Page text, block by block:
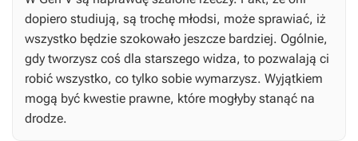
dopiero studiują, są trochę młodsi, może sprawiać, iż
wszystko będzie szokowało jeszcze bardziej. Ogólnie,
gdy tworzysz coś dla starszego widza, to pozwalają ci
robić wszystko, co tylko sobie wymarzysz. Wyjątkiem
mogą być kwestie prawne, które mogłyby stanąć na
drodze.